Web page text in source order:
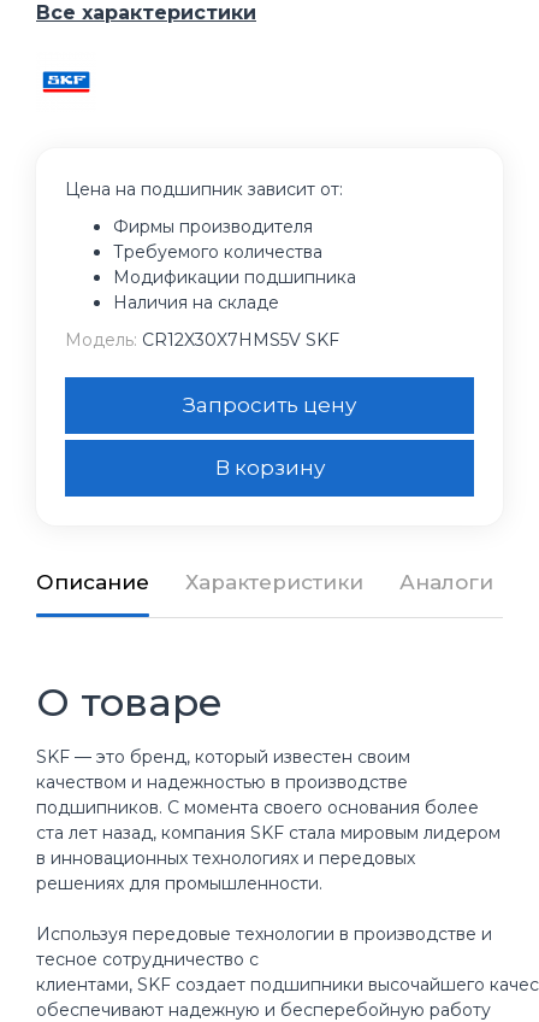
Все характеристики
Цена на подшипник зависит от:
Фирмы производителя
Требуемого количества
Модификации подшипника
Наличия на складе
Модель: CR12X30X7HMS5V SKF
Запросить цену
В корзину
Описание Характеристики Аналоги
О товаре
SKF — это бренд, который известен своим
качеством и надежностью в производстве
подшипников. С момента своего основания более
ста лет назад, компания SKF стала мировым лидером
в инновационных технологиях и передовых
решениях для промышленности.
Используя передовые технологии в производстве и
тесное сотрудничество с
клиентами, SKF создает подшипники высочайшего
обеспечивают надежную и бесперебойную работу